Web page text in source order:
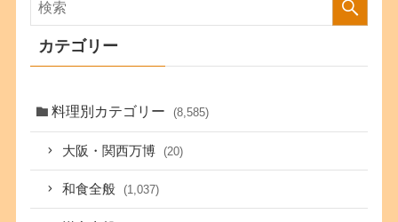
カテゴリー
料理別カテゴリー (8,585)
大阪・関西万博 (20)
和食全般 (1,037)